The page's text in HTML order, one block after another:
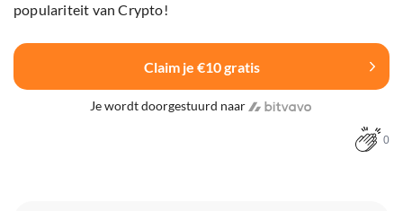
populariteit van Crypto!
Claim je €10 gratis
Je wordt doorgestuurd naar
0